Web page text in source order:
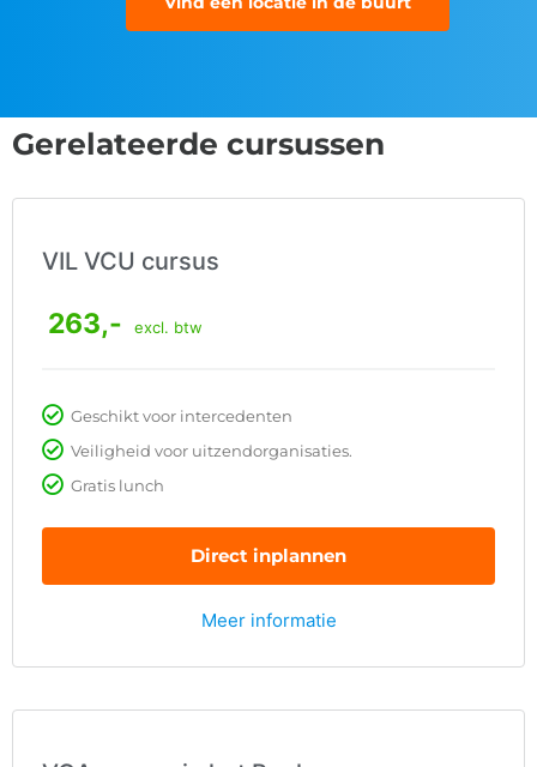
Gerelateerde cursussen
VIL VCU cursus
263,- excl. btw
Geschikt voor intercedenten
Veiligheid voor uitzendorganisaties.
Gratis lunch
Direct inplannen
Meer informatie